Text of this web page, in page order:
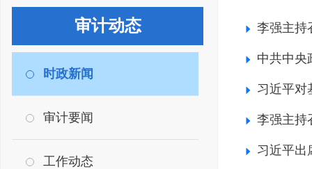
审计动态
时政新闻
审计要闻
工作动态
李强主持
中共中央
习近平对
李强主持
习近平出